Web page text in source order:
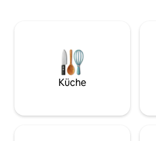
Küche